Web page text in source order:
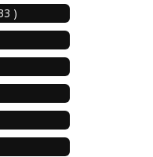
)